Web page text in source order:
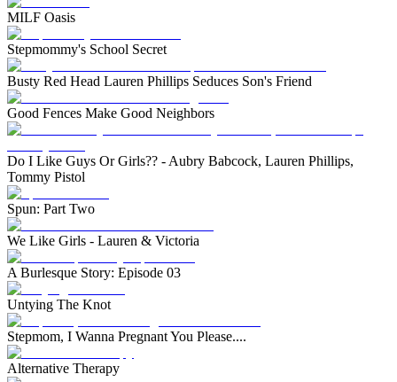
MILF Oasis
Stepmommy's School Secret
Busty Red Head Lauren Phillips Seduces Son's Friend
Good Fences Make Good Neighbors
Do I Like Guys Or Girls?? - Aubry Babcock, Lauren Phillips,
Tommy Pistol
Spun: Part Two
We Like Girls - Lauren & Victoria
A Burlesque Story: Episode 03
Untying The Knot
Stepmom, I Wanna Pregnant You Please....
Alternative Therapy